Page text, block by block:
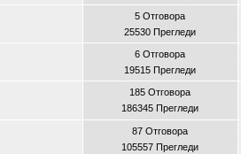
5 Отговора
25530 Прегледи
6 Отговора
19515 Прегледи
185 Отговора
186345 Прегледи
87 Отговора
105557 Прегледи